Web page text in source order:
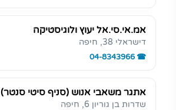
אמ.אי.סי.אל יעוץ ולוגיסטיקה
דישראלי 38, חיפה
04-8343966
אתגר משאבי אנוש (סניף סיטי סנטר)
שדרות בן גוריון 6, חיפה